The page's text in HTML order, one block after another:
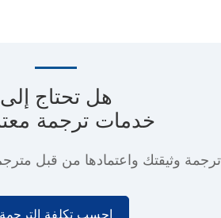
هل تحتاج إلى
خدمات ترجمة
وثيقتك واعتمادها من قبل
احسب تكلفة الترجمة